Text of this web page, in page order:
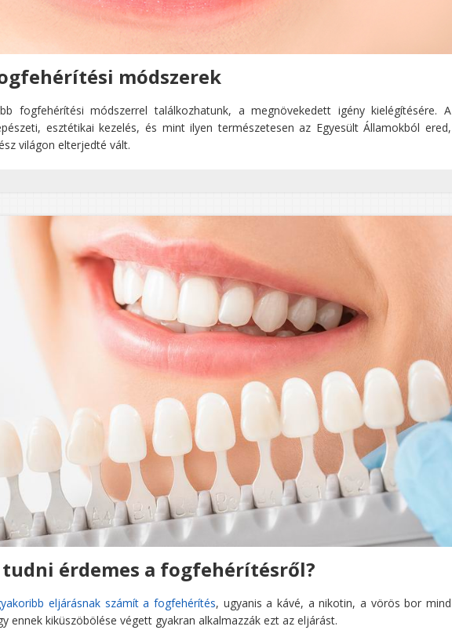
módszerek
fogfehérítési módszerrel találkozhatunk, a megnövekedett igény kielégítésére. A
esztétikai kezelés, és mint ilyen természetesen az Egyesült Államokból ered,
világon elterjedté vált.
érdemes a fogfehérítésről?
eljárásnak számít a fogfehérítés, ugyanis a kávé, a nikotin, a vörös bor mind
ennek kiküszöbölése végett gyakran alkalmazzák ezt az eljárást.